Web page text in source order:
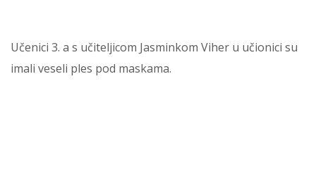
Učenici 3. a s učiteljicom Jasminkom Viher u učionici su
imali veseli ples pod maskama.